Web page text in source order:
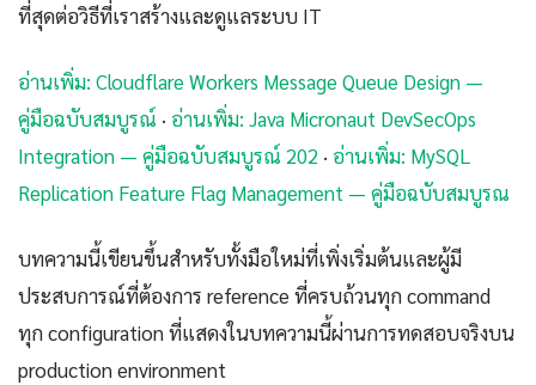
ที่สุดต่อวิธีที่เราสร้างและดูแลระบบ IT
อ่านเพิ่ม: Cloudflare Workers Message Queue Design —
คู่มือฉบับสมบูรณ์ · อ่านเพิ่ม: Java Micronaut DevSecOps
Integration — คู่มือฉบับสมบูรณ์ 202 · อ่านเพิ่ม: MySQL
Replication Feature Flag Management — คู่มือฉบับสมบูรณ
บทความนี้เขียนขึ้นสำหรับทั้งมือใหม่ที่เพิ่งเริ่มต้นและผู้มี
ประสบการณ์ที่ต้องการ reference ที่ครบถ้วนทุก command
ทุก configuration ที่แสดงในบทความนี้ผ่านการทดสอบจริงบน
production environment